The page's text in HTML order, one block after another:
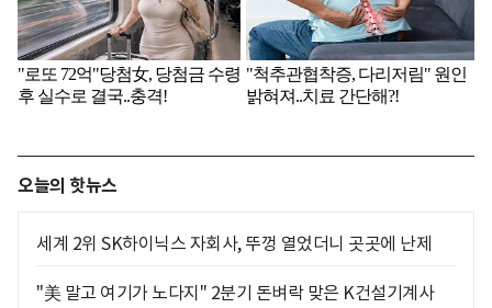
오늘의 핫뉴스
세계 2위 SK하이닉스 자회사, 뚜껑 열었더니 곳곳에 난제
"美 말고 여기가 노다지" 2분기 돈벼락 맞은 K건설기계사